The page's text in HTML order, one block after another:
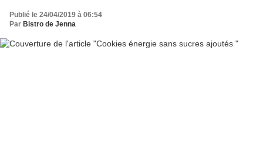
Publié le 24/04/2019 à 06:54
Par Bistro de Jenna